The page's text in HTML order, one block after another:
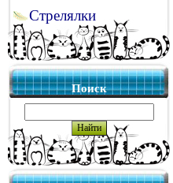
Стрелялки
Поиск